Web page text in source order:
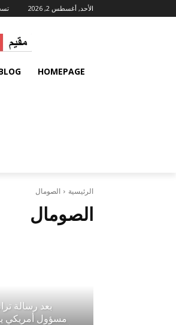
الأحد, أغسطس 2, 2026
HOMEPAGE
الرئيسية الصومال
الصومال
بعد رسالة
مسؤول أمريكي